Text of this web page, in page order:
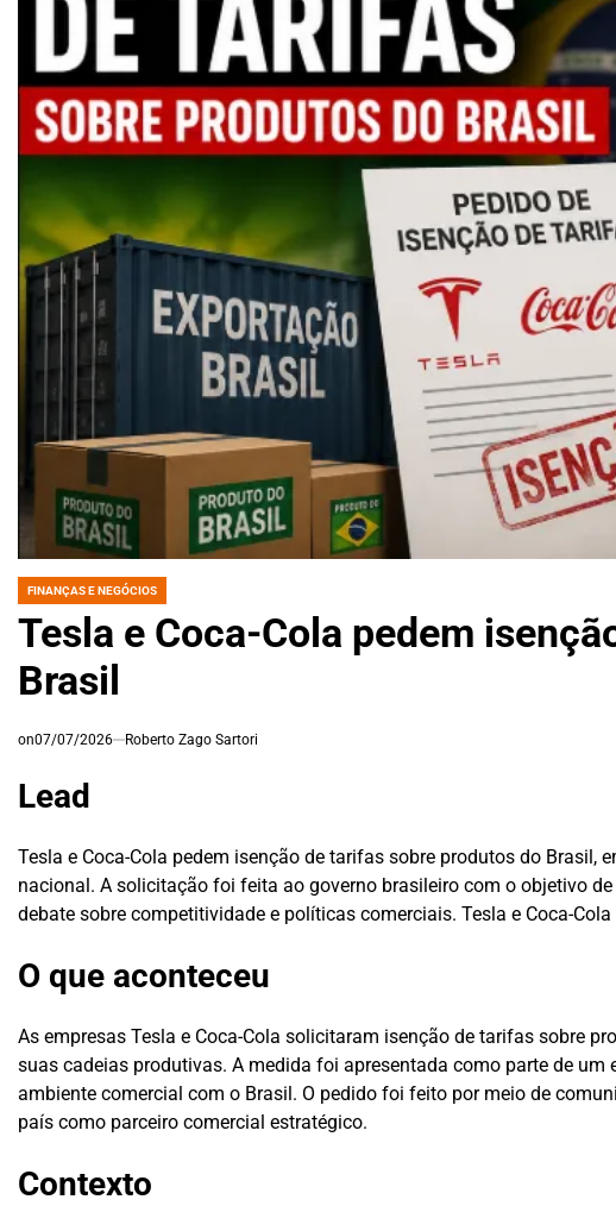
POSTED
FINANÇAS E NEGÓCIOS
Tesla e Coca-Cola pedem
Brasil
on07/07/2026 Roberto Zago Sartori
Lead
Tesla e Coca-Cola pedem isenção de tarifas sobre produtos do
nacional. A solicitação foi feita ao governo brasileiro com o objetivo
debate sobre competitividade e políticas comerciais. Tesla e Coca-
O que aconteceu
As empresas Tesla e Coca-Cola solicitaram isenção de tarifas sobre
suas cadeias produtivas. A medida foi apresentada como parte de
ambiente comercial com o Brasil. O pedido foi feito por meio de
país como parceiro comercial estratégico.
Contexto